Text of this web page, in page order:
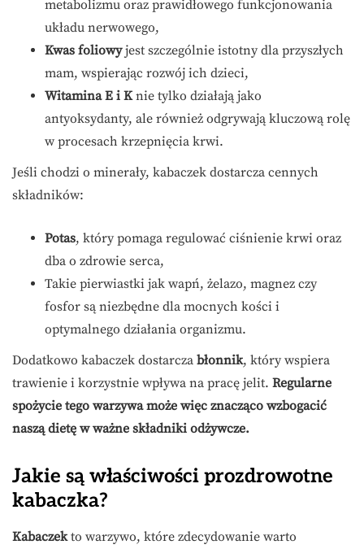
metabolizmu oraz prawidłowego funkcjonowania
układu nerwowego,
Kwas foliowyjest szczególnie istotny dla przyszłych
mam, wspierając rozwój ich dzieci,
Witamina E i Knie tylko działają jako
antyoksydanty, ale również odgrywają kluczową rolę
w procesach krzepnięcia krwi.
Jeśli chodzi o minerały, kabaczek dostarcza cennych
składników:
Potas, który pomaga regulować ciśnienie krwi oraz
dba o zdrowie serca,
Takie pierwiastki jak wapń, żelazo, magnez czy
fosfor są niezbędne dla mocnych kości i
optymalnego działania organizmu.
Dodatkowo kabaczek dostarcza błonnik, który wspiera
trawienie i korzystnie wpływa na pracę jelit. Regularne
spożycie tego warzywa może więc znacząco wzbogacić
naszą dietę w ważne składniki odżywcze.
Jakie są właściwości prozdrowotne
kabaczka?
Kabaczekto warzywo, które zdecydowanie warto